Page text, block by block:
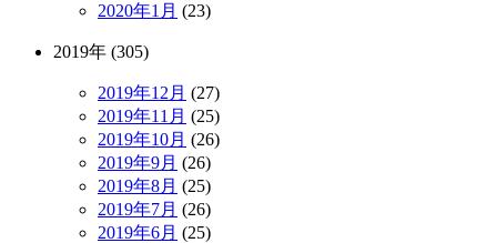
2020年1月 (23)
2019年 (305)
2019年12月 (27)
2019年11月 (25)
2019年10月 (26)
2019年9月 (26)
2019年8月 (25)
2019年7月 (26)
2019年6月 (25)